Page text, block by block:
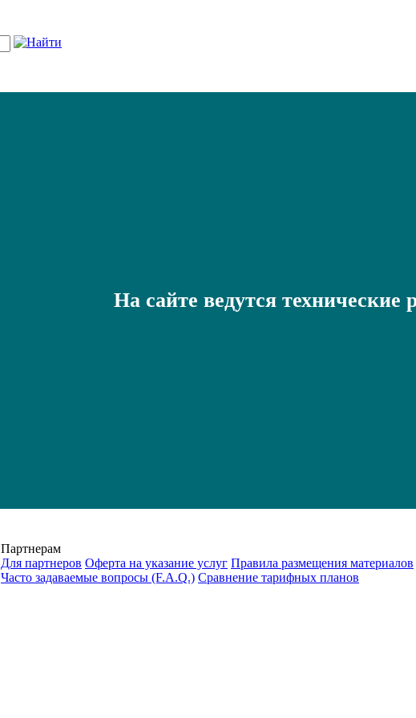
На сайте ведутся технические
Партнерам
Для партнеров Оферта на указание услуг Правила размещения материалов
Часто задаваемые вопросы (F.A.Q.) Cравнение тарифных планов